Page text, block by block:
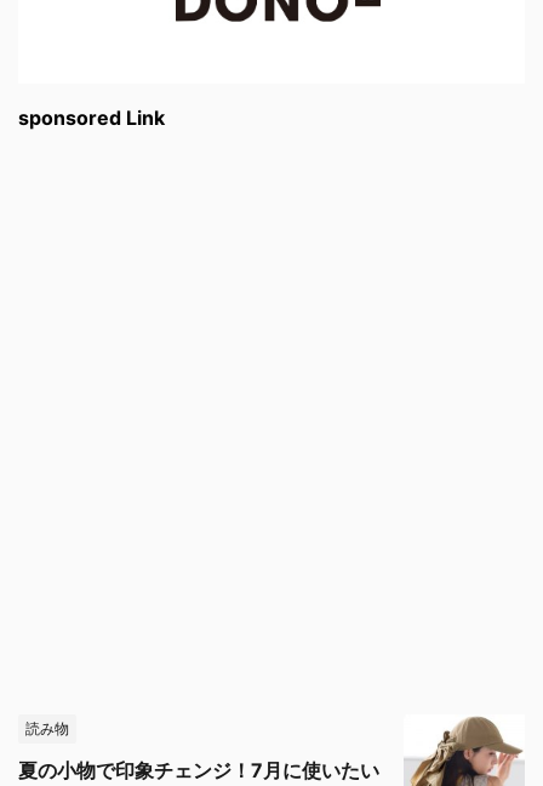
sponsored Link
読み物
夏の小物で印象チェンジ！7月に使いたい